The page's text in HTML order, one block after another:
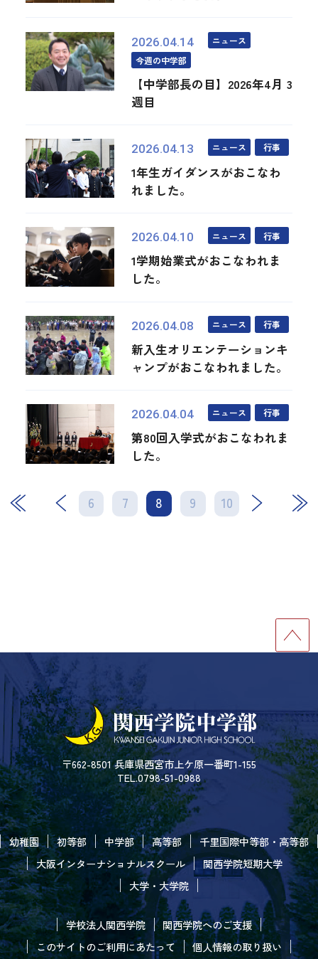
2026.04.14
ニュース
今週の中学部
【中学部長の目】2026年4月 3
週目
2026.04.13 ニュース 行事
1年生ガイダンスがおこなわ
れました。
2026.04.10 ニュース 行事
1学期始業式がおこなわれま
した。
2026.04.08 ニュース 行事
新入生オリエンテーションキ
ャンプがおこなわれました。
2026.04.04 ニュース 行事
第80回入学式がおこなわれま
した。
6 7 8 9 10
次 最後
〒662-8501 兵庫県西宮市上ケ原一番町1-155
TEL.0798-51-0988
幼稚園 初等部 中学部 高等部
千里国際中等部・高等部
大阪インターナショナルスクール
関西学院短期大学
大学・大学院
学校法人関西学院
関西学院へのご支援
このサイトのご利用にあたって
個人情報の取り扱い